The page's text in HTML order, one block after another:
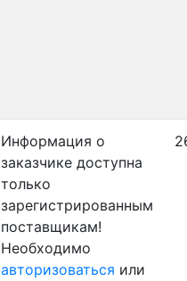
Информация о
заказчике доступна
только
зарегистрированным
поставщикам!
Необходимо
авторизоваться или